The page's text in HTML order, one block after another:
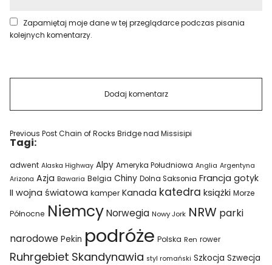
Zapamiętaj moje dane w tej przeglądarce podczas pisania
kolejnych komentarzy.
Previous PostChain of Rocks Bridge nad Missisipi
Tagi:
adwent Alaska Highway Alpy Ameryka Południowa Anglia Argentyna
Arizona Azja Bawaria Belgia Chiny Dolna Saksonia Francja gotyk
II wojna światowa kamper Kanada katedra książki Morze
Północne Niemcy Norwegia Nowy Jork NRW parki
narodowe Pekin podróże Polska Ren rower
Ruhrgebiet Skandynawia styl romański Szkocja Szwecja